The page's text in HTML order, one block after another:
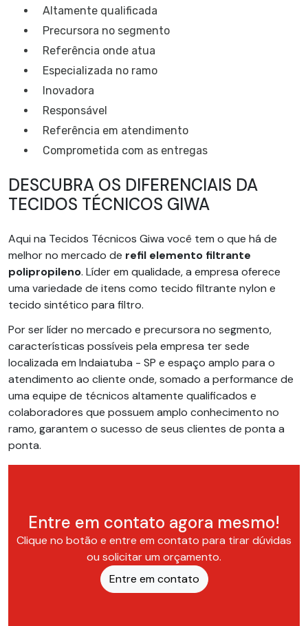
altamente qualificada
precursora no segmento
referência onde atua
especializada no ramo
inovadora
responsável
referência em atendimento
comprometida com as entregas
DESCUBRA OS DIFERENCIAIS DA
TECIDOS TÉCNICOS GIWA
Aqui na Tecidos Técnicos Giwa você tem o que há de
melhor no mercado de refil elemento filtrante
polipropileno. Líder em qualidade, a empresa oferece
uma variedade de itens como tecido filtrante nylon e
tecido sintético para filtro.
Por ser líder no mercado e precursora no segmento,
características possíveis pela empresa ter sede
localizada em Indaiatuba - SP e espaço amplo para o
atendimento ao cliente onde, somado a performance de
uma equipe de técnicos altamente qualificados e
colaboradores que possuem amplo conhecimento no
ramo, garantem o sucesso de seus clientes de ponta a
ponta.
Entre em contato agora mesmo!
Clique no botão e entre em contato para tirar dúvidas
ou solicitar um orçamento.
Entre em contato